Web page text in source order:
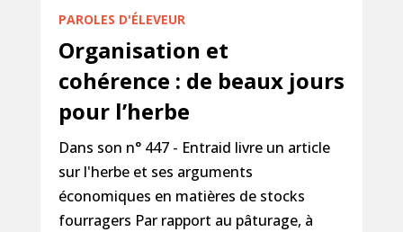
PAROLES D'ÉLEVEUR
Organisation et
cohérence : de beaux jours
pour l’herbe
Dans son n° 447 - Entraid livre un article
sur l'herbe et ses arguments
économiques en matières de stocks
fourragers Par rapport au pâturage, à